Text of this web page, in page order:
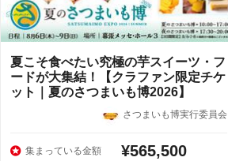
夏こそ食べたい究極の芋スイーツ・フ
ードが大集結！【クラファン限定チケ
ット｜夏のさつまいも博2026】
さつまいも博実行委員会
集まっている金額 ¥565,500